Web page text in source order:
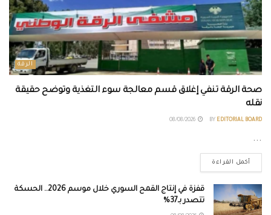
الرقة
صحة الرقة تنفي إغلاق قسم معالجة سوء التغذية وتوضح حقيقة
نقله
BY EDITORIAL BOARD
...
أكمل القراءة
قفزة في إنتاج القمح السوري خلال موسم 2026.. الحسكة
تتصدر بـ37%